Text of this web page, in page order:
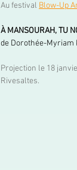
Au festival Blow-Up
À MANSOURAH, TU
de Dorothée-Myriam
Projection le 18
Rivesaltes.